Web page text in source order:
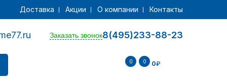
Доставка Акции О компании Контакты
8(495)233-88-23
Заказать звонок
0 0 0₽